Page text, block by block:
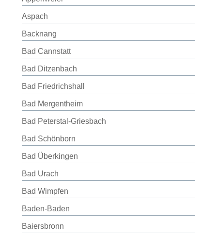
Aspach
Backnang
Bad Cannstatt
Bad Ditzenbach
Bad Friedrichshall
Bad Mergentheim
Bad Peterstal-Griesbach
Bad Schönborn
Bad Überkingen
Bad Urach
Bad Wimpfen
Baden-Baden
Baiersbronn